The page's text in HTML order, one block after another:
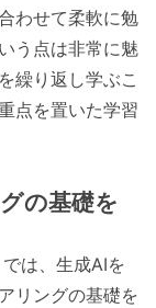
わせて柔軟に勉
う点は非常に魅
繰り返し学ぶこ
点を置いた学習
の基礎を
は、生成AIを
リングの基礎を